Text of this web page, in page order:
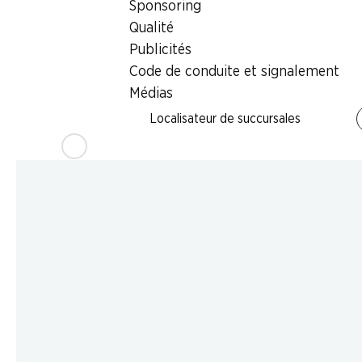
Sponsoring
Qualité
Publicités
Code de conduite et signalement
Médias
Localisateur de succursales